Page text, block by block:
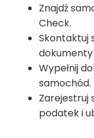
Znajdź
Check.
Skontaktuj
Wypełnij
samochód.
Zarejestruj
podatek i